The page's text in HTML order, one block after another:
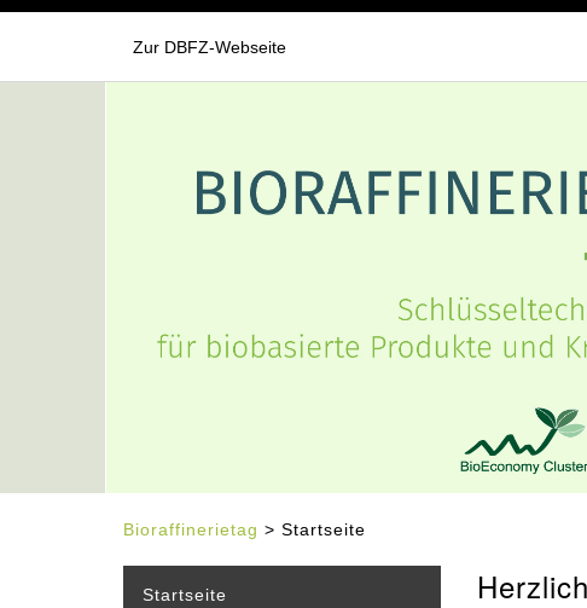
Zur DBFZ-Webseite
Bioraffinerietag > Startseite
Startseite